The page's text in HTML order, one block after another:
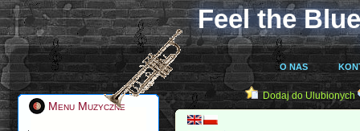
Feel the
O NAS
Menu Muzyczne
Dodaj do Ulubionych